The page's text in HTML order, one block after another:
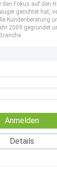
Fokus auf den
gerichtet hat,
Kundenberatung
2009 gegründet
Anmelden
Details